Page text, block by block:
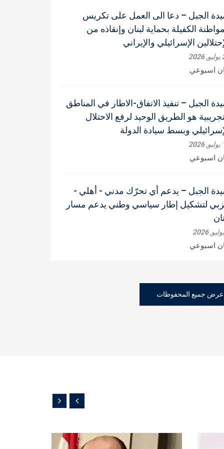
الجبل – دعا الى العمل على تكريس
الكفيلة بحماية لبنان وإنقاذه من
الإسرائيلي والإيراني
اسبوعي
الجبل – تنفيذ الاتفاق-الاطار في المناطق
هو الطريق الوحيد لرفع الاحتلال
وبسط سيادة الدولة
اسبوعي
الجبل – يدعم أي تحرّك مدني - أهلي -
لتشكيل إطار سياسي وطني يدعم مسار
اسبوعي
عرض جميع المحفوظات